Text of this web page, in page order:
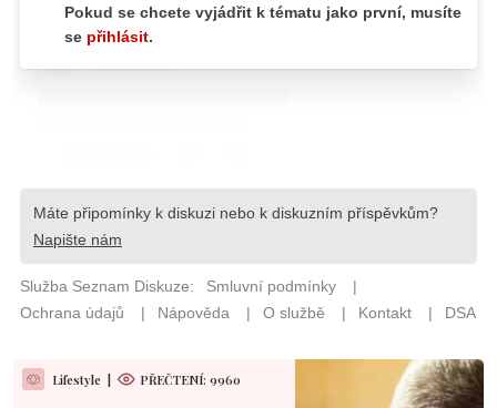
Lifestyle | PŘEČTENÍ: 9960